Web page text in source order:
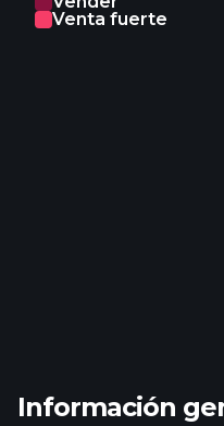
Venta fuerte
arranging of equity
financial, leasing, and
Información